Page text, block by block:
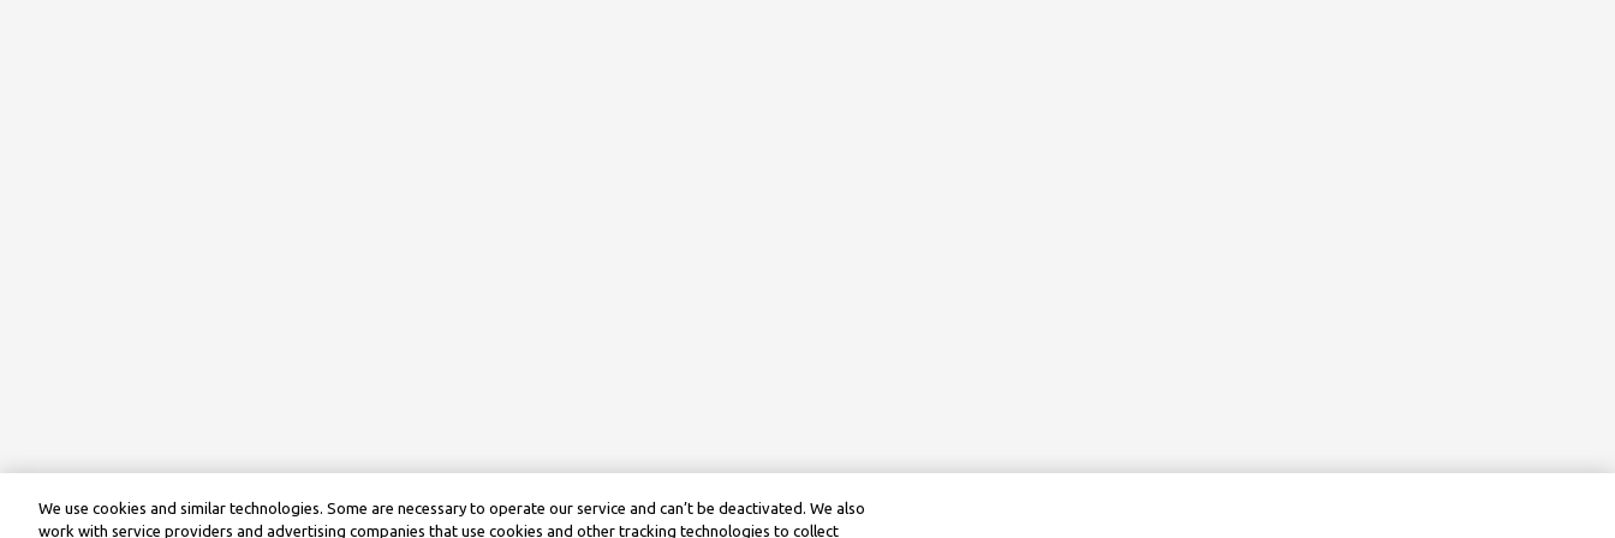
We use cookies and similar technologies. Some are necessary to operate our service and can’t be deactivated. We also
work with service providers and advertising companies that use cookies and other tracking technologies to collect